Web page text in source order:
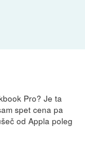
Pro? Je ta
spet cena pa
od Appla poleg